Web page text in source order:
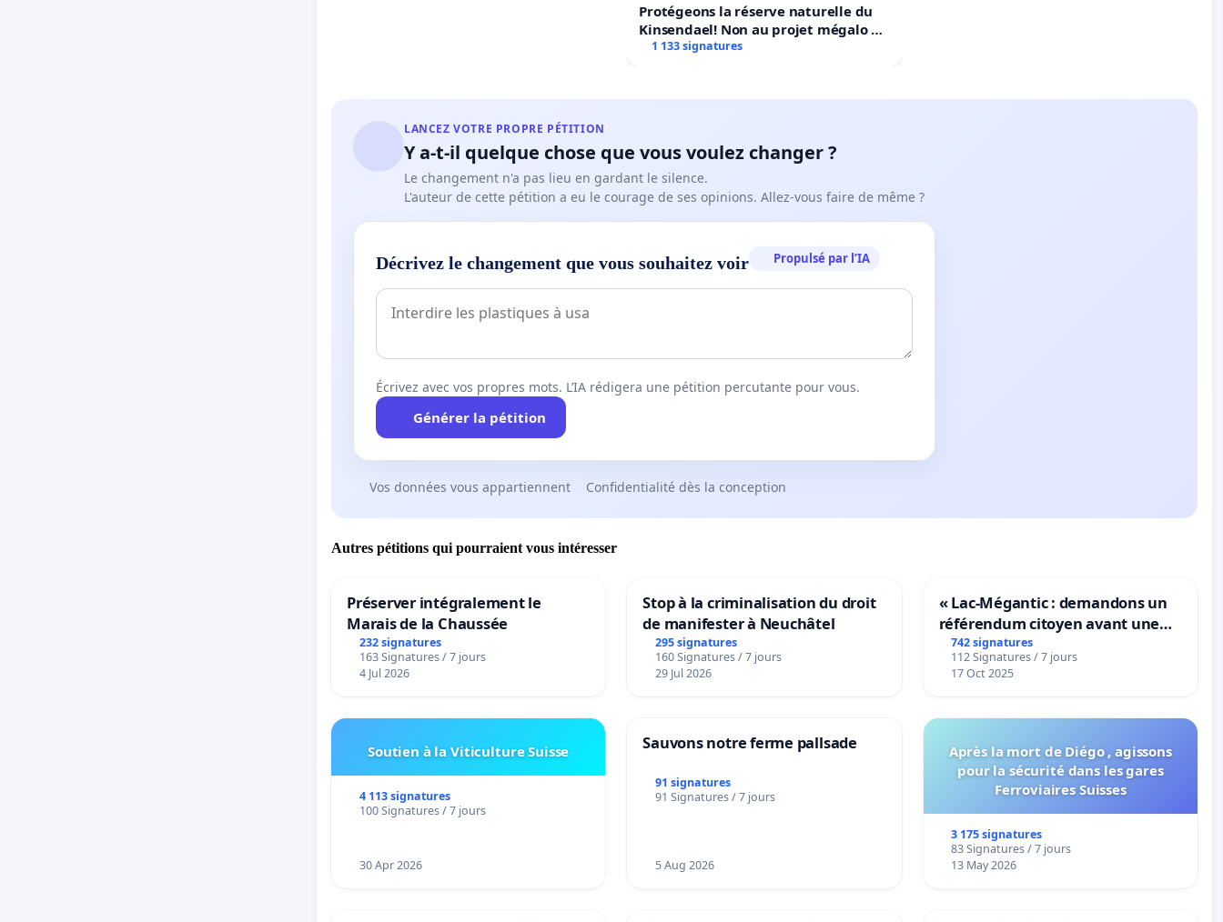
Protégeons la réserve naturelle du
Kinsendael! Non au projet mégalo du
Centre sportif Le Roseau!
1 133 signatures
LANCEZ VOTRE PROPRE PÉTITION
Y a-t-il quelque chose que vous voulez changer ?
Le changement n'a pas lieu en gardant le silence.
L'auteur de cette pétition a eu le courage de ses opinions. Allez-vous faire de même ?
Décrivez le changement que vous souhaitez voir Propulsé par l’IA
Écrivez avec vos propres mots. L’IA rédigera une pétition percutante pour vous.
Générer la pétition
Vos données vous appartiennent Confidentialité dès la conception
Autres pétitions qui pourraient vous intéresser
Préserver intégralement le
Marais de la Chaussée
232 signatures
163 Signatures / 7 jours
4 Jul 2026
Stop à la criminalisation du droit
de manifester à Neuchâtel
295 signatures
160 Signatures / 7 jours
29 Jul 2026
« Lac-Mégantic : demandons un
référendum citoyen avant une
transformation irréversible de
notre territoire »
742 signatures
112 Signatures / 7 jours
17 Oct 2025
Soutien à la Viticulture Suisse
4 113 signatures
100 Signatures / 7 jours
30 Apr 2026
Sauvons notre ferme pallsade
91 signatures
91 Signatures / 7 jours
5 Aug 2026
Après la mort de Diégo , agissons
pour la sécurité dans les gares
Ferroviaires Suisses
3 175 signatures
83 Signatures / 7 jours
13 May 2026